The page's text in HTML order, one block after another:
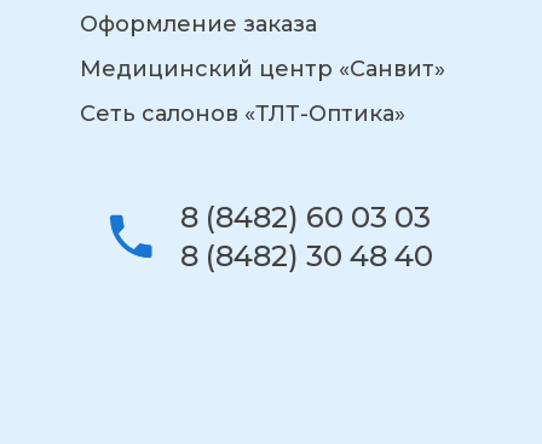
Оформление заказа
Медицинский центр «Санвит»
Сеть салонов «ТЛТ-Оптика»
8 (8482) 60 03 03
8 (8482) 30 48 40